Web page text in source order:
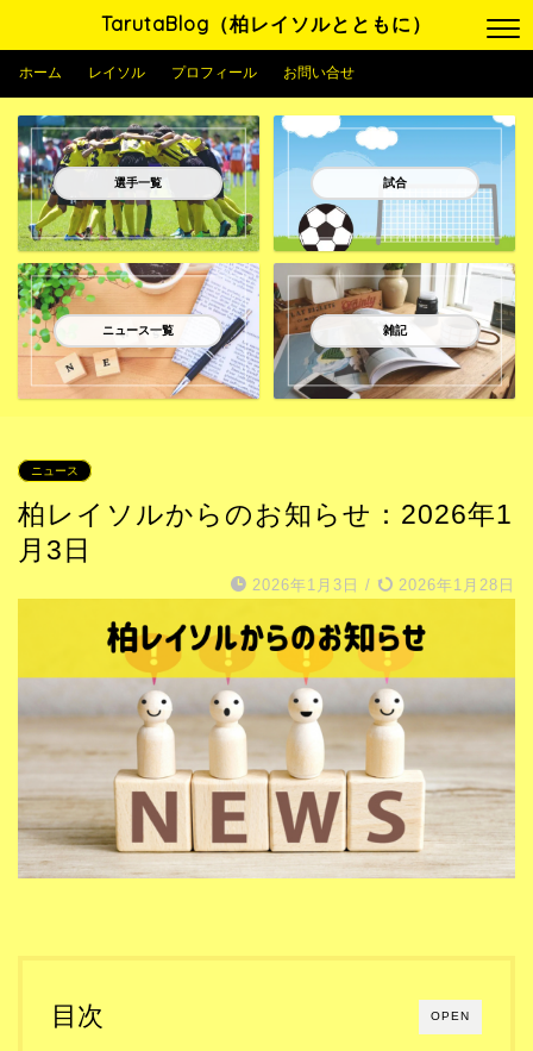
TarutaBlog（柏レイソルとともに）
ホーム レイソル プロフィール お問い合せ
選手一覧 試合
ニュース一覧 雑記
ニュース
柏レイソルからのお知らせ：2026年1
月3日
2026年1月3日 / 2026年1月28日
OPEN
目次